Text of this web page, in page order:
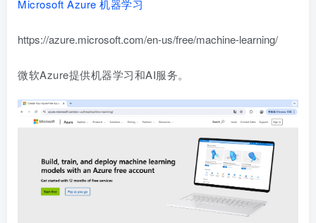
Microsoft Azure 机器学习
https://azure.microsoft.com/en-us/free/machine-learning/
微软Azure提供机器学习和AI服务。